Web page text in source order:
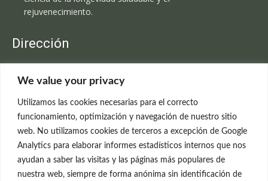
We value your privacy
Utilizamos las cookies necesarias para el correcto
funcionamiento, optimización y navegación de nuestro sitio
web. No utilizamos cookies de terceros a excepción de Google
Analytics para elaborar informes estadísticos internos que nos
ayudan a saber las visitas y las páginas más populares de
nuestra web, siempre de forma anónima sin identificación de
rejuvenecimiento.
Dirección
C/Claudio Coello, 19 - 1º
699 595 619
rejuvenecimiento@clinicaneleva.com
Información Legal